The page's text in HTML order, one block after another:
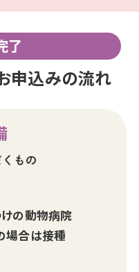
了
申込みの流れ
もの
けの動物病院
場合は接種